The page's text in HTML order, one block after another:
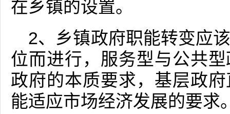
在乡镇的设置。
2、乡镇政府职能转变应
位而进行，服务型与公共
政府的本质要求，基层政
能适应市场经济发展的要求